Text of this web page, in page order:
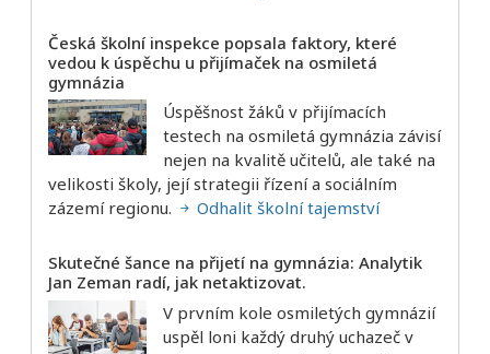
Česká školní inspekce popsala faktory, které
vedou k úspěchu u přijímaček na osmiletá
gymnázia
Úspěšnost žáků v přijímacích
testech na osmiletá gymnázia závisí
nejen na kvalitě učitelů, ale také na
velikosti školy, její strategii řízení a sociálním
zázemí regionu.
Odhalit školní tajemství
Skutečné šance na přijetí na gymnázia: Analytik
Jan Zeman radí, jak netaktizovat.
V prvním kole osmiletých gymnázií
uspěl loni každý druhý uchazeč v